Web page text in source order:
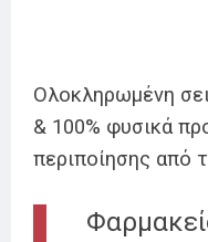
Ολοκληρωμένη
& 100% φυσικά
περιποίησης από